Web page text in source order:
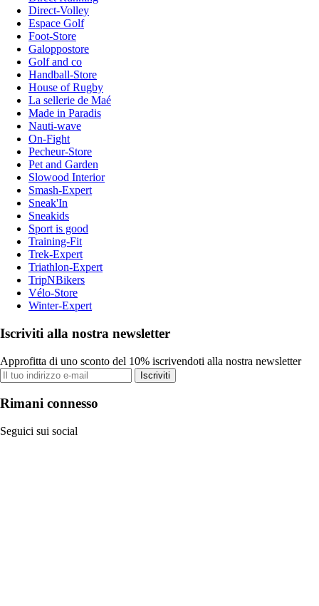
Direct-Volley
Espace Golf
Foot-Store
Galoppostore
Golf and co
Handball-Store
House of Rugby
La sellerie de Maé
Made in Paradis
Nauti-wave
On-Fight
Pecheur-Store
Pet and Garden
Slowood Interior
Smash-Expert
Sneak'In
Sneakids
Sport is good
Training-Fit
Trek-Expert
Triathlon-Expert
TripNBikers
Vélo-Store
Winter-Expert
Iscriviti alla nostra newsletter
Approfitta di uno sconto del 10% iscrivendoti alla nostra newsletter
Iscriviti
Rimani connesso
Seguici sui social